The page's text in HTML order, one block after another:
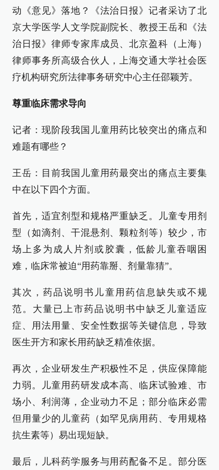
动《意见》落地？《法治日报》记者采访了北
京大学医学人文学院副院长、教授王岳和《法
治日报》律师专家库成员、北京盈科（上海）
律师事务所高级合伙人，上海交通大学社会医
疗机构研究所法律事务研究中心主任邵颖芳。
尊重临床需求导向
记者：现阶段我国儿童用药比较突出的痛点和
难题有哪些？
王岳：目前我国儿童用药最突出的痛点主要集
中在以下四个方面。
首先，适宜剂型和规格严重缺乏。儿童专用剂
型（如滴剂、干混悬剂、颗粒剂等）较少，市
场上多为成人片剂或胶囊，低龄儿童吞咽困
难，临床常被迫“用药靠掰、剂量靠猜”。
其次，药品说明书儿童用药信息缺失或不规
范。大量已上市药品说明书中缺乏儿童适应
症、用法用量、安全性数据等关键信息，导致
医生开方和家长用药缺乏精准依据。
再次，企业研发生产积极性不足，供应保障能
力弱。儿童用药研发成本高、临床试验难、市
场小、利润薄，企业动力不足；部分临床必需
但用量少的儿童药（如罕见病用药、专用规格
抗生素等）易出现短缺。
最后，儿科药学服务与用药配备不足。部分医